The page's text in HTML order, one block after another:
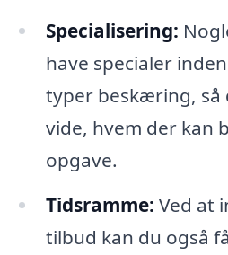
Specialisering:
have specialer
typer beskæring,
vide, hvem der kan
opgave.
Tidsramme: Ved at
tilbud kan du også